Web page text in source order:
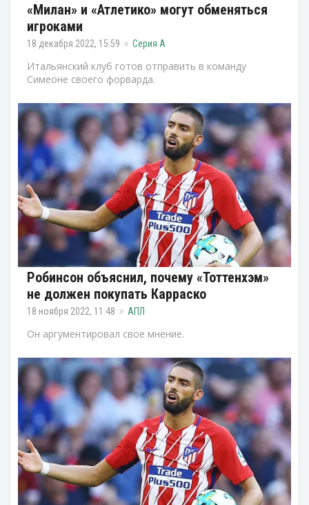
«Милан» и «Атлетико» могут обменяться
игроками
18 декабря 2022, 15:59 Серия А
Итальянский клуб готов отправить в команду
Симеоне своего форварда.
Робинсон объяснил, почему «Тоттенхэм»
не должен покупать Карраско
18 ноября 2022, 11:48 АПЛ
Он аргументировал свое мнение.